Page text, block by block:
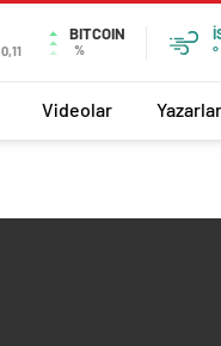
0,11
BITCOIN
%
°
Videolar Yazarlar